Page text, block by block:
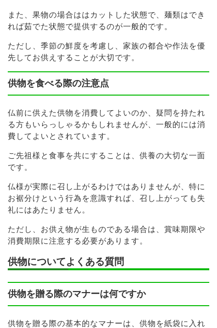
また、果物の場合ははカットした状態で、麺類はでき
れば茹でた状態で提供するのが一般的です。
ただし、季節の鮮度を考慮し、家族の都合や作法を優
先してお供えすることが大切です。
供物を食べる際の注意点
仏前に供えた供物を消費してよいのか、疑問を持たれ
る方もいらっしゃるかもしれませんが、一般的には消
費してよいとされています。
ご先祖様と食事を共にすることは、供養の大切な一面
です。
仏様が実際に召し上がるわけではありませんが、特に
お裾分けという行為を意識すれば、召し上がっても失
礼にはあたりません。
ただし、お供え物が生ものである場合は、賞味期限や
消費期限に注意する必要があります。
供物についてよくある質問
供物を贈る際のマナーは何ですか
供物を贈る際の基本的なマナーは、供物を紙袋に入れ